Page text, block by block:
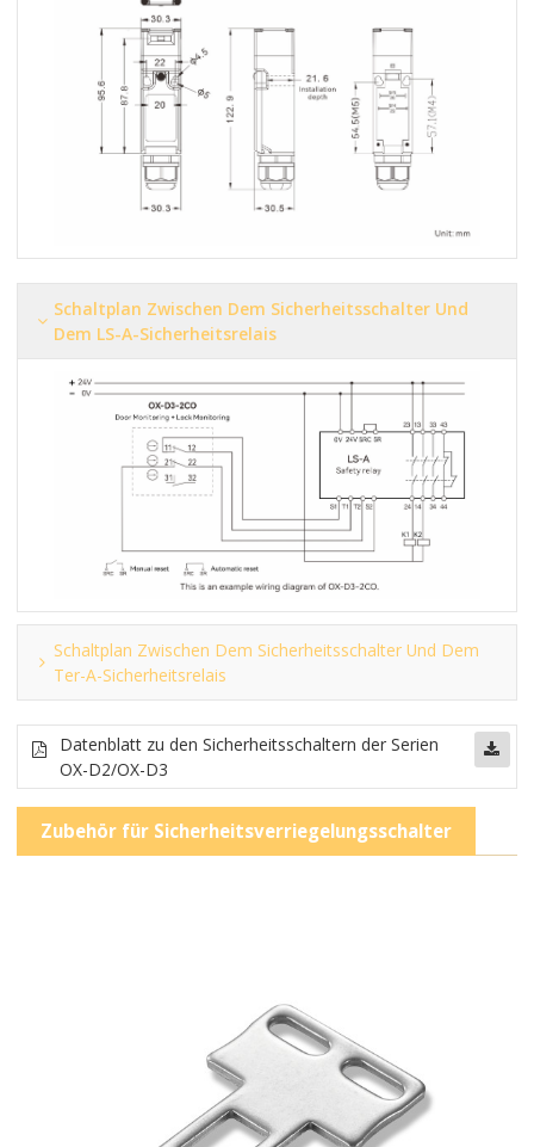
Schaltplan Zwischen Dem Sicherheitsschalter Und
Dem LS-A-Sicherheitsrelais
Schaltplan Zwischen Dem Sicherheitsschalter Und Dem
Ter-A-Sicherheitsrelais
Datenblatt zu den Sicherheitsschaltern der Serien
OX-D2/OX-D3
Zubehör für Sicherheitsverriegelungsschalter